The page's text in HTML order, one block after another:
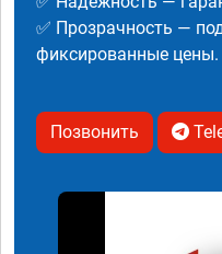
✅ Прозрачность —
фиксированные цены.
Позвонить